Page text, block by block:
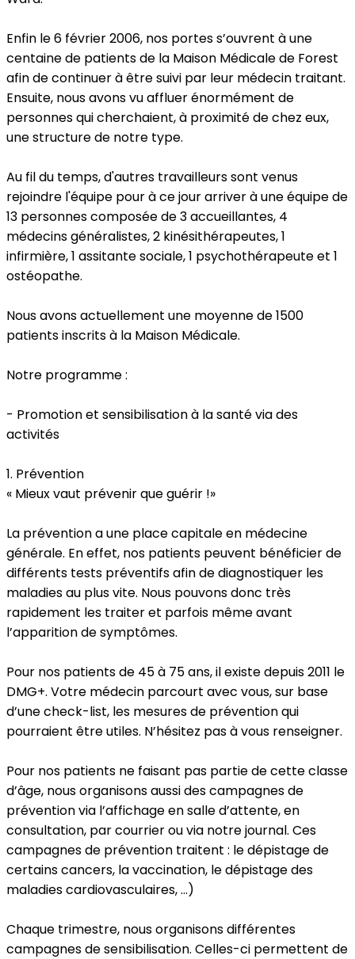
Enfin le 6 février 2006, nos portes s’ouvrent à une
centaine de patients de la Maison Médicale de Forest
afin de continuer à être suivi par leur médecin traitant.
Ensuite, nous avons vu affluer énormément de
personnes qui cherchaient, à proximité de chez eux,
une structure de notre type.
Au fil du temps, d'autres travailleurs sont venus
rejoindre l'équipe pour à ce jour arriver à une équipe de
13 personnes composée de 3 accueillantes, 4
médecins généralistes, 2 kinésithérapeutes, 1
infirmière, 1 assitante sociale, 1 psychothérapeute et 1
ostéopathe.
Nous avons actuellement une moyenne de 1500
patients inscrits à la Maison Médicale.
Notre programme :
- Promotion et sensibilisation à la santé via des
activités
1. Prévention
« Mieux vaut prévenir que guérir !»
La prévention a une place capitale en médecine
générale. En effet, nos patients peuvent bénéficier de
différents tests préventifs afin de diagnostiquer les
maladies au plus vite. Nous pouvons donc très
rapidement les traiter et parfois même avant
l’apparition de symptômes.
Pour nos patients de 45 à 75 ans, il existe depuis 2011 le
DMG+. Votre médecin parcourt avec vous, sur base
d’une check-list, les mesures de prévention qui
pourraient être utiles. N’hésitez pas à vous renseigner.
Pour nos patients ne faisant pas partie de cette classe
d’âge, nous organisons aussi des campagnes de
prévention via l’affichage en salle d’attente, en
consultation, par courrier ou via notre journal. Ces
campagnes de prévention traitent : le dépistage de
certains cancers, la vaccination, le dépistage des
maladies cardiovasculaires, …)
Chaque trimestre, nous organisons différentes
campagnes de sensibilisation. Celles-ci permettent de